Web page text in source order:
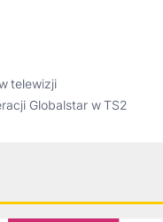
telewizji
Globalstar w TS2